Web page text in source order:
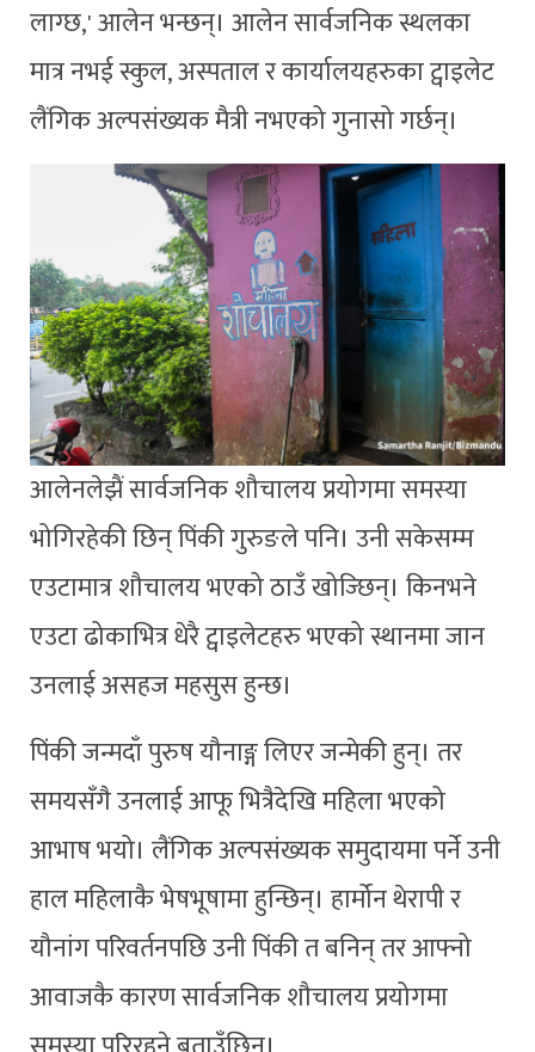
लाग्छ,' आलेन भन्छन्। आलेन सार्वजनिक स्थलका
मात्र नभई स्कुल, अस्पताल र कार्यालयहरुका ट्वाइलेट
लैंगिक अल्पसंख्यक मैत्री नभएको गुनासो गर्छन्।
आलेनलेझैं सार्वजनिक शौचालय प्रयोगमा समस्या
भोगिरहेकी छिन् पिंकी गुरुङले पनि। उनी सकेसम्म
एउटामात्र शौचालय भएको ठाउँ खोज्छिन्। किनभने
एउटा ढोकाभित्र धेरै ट्वाइलेटहरु भएको स्थानमा जान
उनलाई असहज महसुस हुन्छ।
पिंकी जन्मदाँ पुरुष यौनाङ्ग लिएर जन्मेकी हुन्। तर
समयसँगै उनलाई आफू भित्रैदेखि महिला भएको
आभाष भयो। लैंगिक अल्पसंख्यक समुदायमा पर्ने उनी
हाल महिलाकै भेषभूषामा हुन्छिन्। हार्मोन थेरापी र
यौनांग परिवर्तनपछि उनी पिंकी त बनिन् तर आफ्नो
आवाजकै कारण सार्वजनिक शौचालय प्रयोगमा